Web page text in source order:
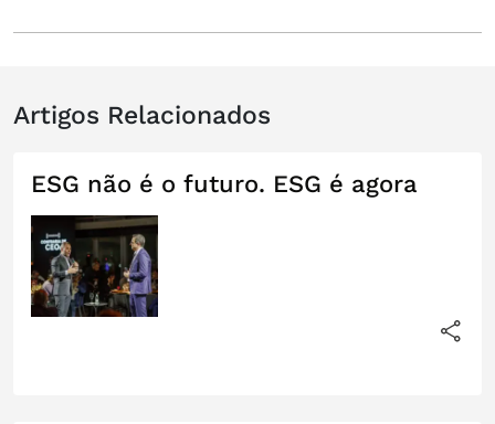
Artigos Relacionados
ESG não é o futuro. ESG é agora